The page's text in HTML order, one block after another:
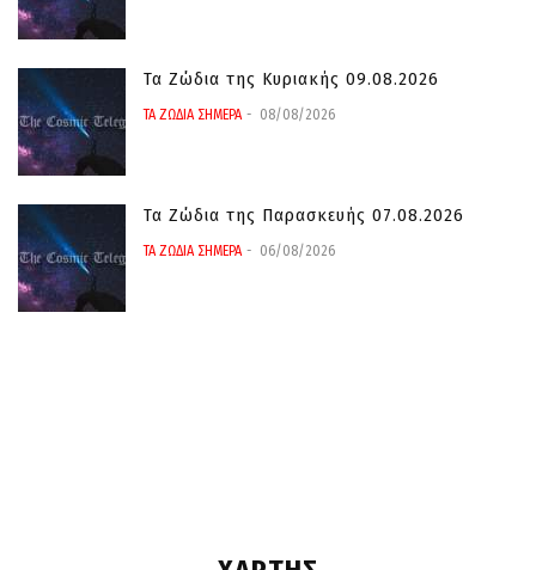
Τα Ζώδια της Κυριακής 09.08.2026
ΤΑ ΖΩΔΙΑ ΣΗΜΕΡΑ 08/08/2026
Τα Ζώδια της Παρασκευής 07.08.2026
ΤΑ ΖΩΔΙΑ ΣΗΜΕΡΑ 06/08/2026